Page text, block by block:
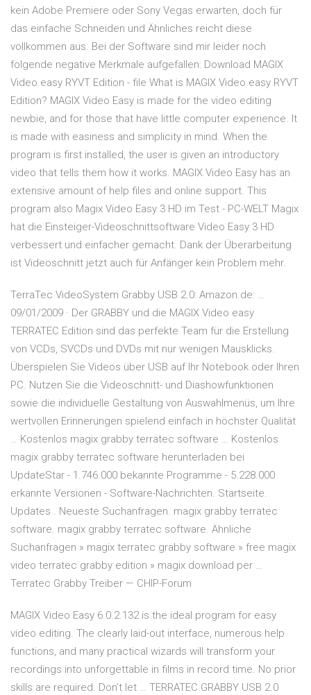
kein Adobe Premiere oder Sony Vegas erwarten, doch für
das einfache Schneiden und Ähnliches reicht diese
vollkommen aus. Bei der Software sind mir leider noch
folgende negative Merkmale aufgefallen: Download MAGIX
Video easy RYVT Edition - file What is MAGIX Video easy RYVT
Edition? MAGIX Video Easy is made for the video editing
newbie, and for those that have little computer experience. It
is made with easiness and simplicity in mind. When the
program is first installed, the user is given an introductory
video that tells them how it works. MAGIX Video Easy has an
extensive amount of help files and online support. This
program also Magix Video Easy 3 HD im Test - PC-WELT Magix
hat die Einsteiger-Videoschnittsoftware Video Easy 3 HD
verbessert und einfacher gemacht. Dank der Überarbeitung
ist Videoschnitt jetzt auch für Anfänger kein Problem mehr.
TerraTec VideoSystem Grabby USB 2.0: Amazon.de: …
09/01/2009 · Der GRABBY und die MAGIX Video easy
TERRATEC Edition sind das perfekte Team für die Erstellung
von VCDs, SVCDs und DVDs mit nur wenigen Mausklicks.
Überspielen Sie Videos über USB auf Ihr Notebook oder Ihren
PC. Nutzen Sie die Videoschnitt- und Diashowfunktionen
sowie die individuelle Gestaltung von Auswahlmenüs, um Ihre
wertvollen Erinnerungen spielend einfach in höchster Qualität
… Kostenlos magix grabby terratec software … Kostenlos
magix grabby terratec software herunterladen bei
UpdateStar - 1.746.000 bekannte Programme - 5.228.000
erkannte Versionen - Software-Nachrichten. Startseite.
Updates . Neueste Suchanfragen. magix grabby terratec
software. magix grabby terratec software. Ähnliche
Suchanfragen » magix terratec grabby software » free magix
video terratec grabby edition » magix download per …
Terratec Grabby Treiber — CHIP-Forum
MAGIX Video Easy 6.0.2.132 is the ideal program for easy
video editing. The clearly laid-out interface, numerous help
functions, and many practical wizards will transform your
recordings into unforgettable in films in record time. No prior
skills are required. Don’t let … TERRATEC GRABBY USB 2.0